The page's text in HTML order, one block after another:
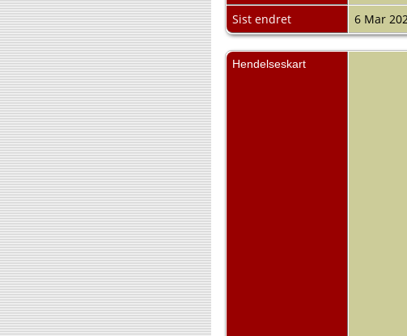
Sist endret
6 Mar
Hendelseskart